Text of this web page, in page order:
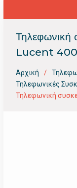
Lucent 400
Αρχική
Τηλεφωνικές
Τηλεφωνική